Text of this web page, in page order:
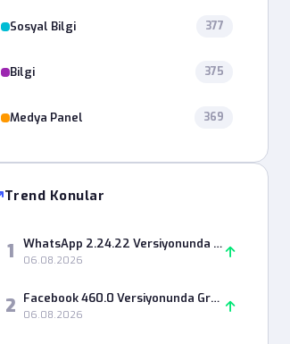
Sosyal Bilgi 377
Bilgi 375
Medya Panel 369
Trend Konular
1 WhatsApp 2.24.22 Versiyonunda Durum Paylaşımı Neden Hata Veriyor?
06.08.2026
2 Facebook 460.0 Versiyonunda Grup Paylaşımları Neden Görünmüyor?
06.08.2026